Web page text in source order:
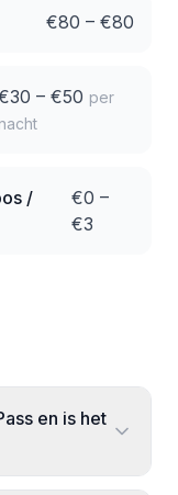
€80 – €80
30 – €50 per
nacht
/
€0 –
€3
en is het